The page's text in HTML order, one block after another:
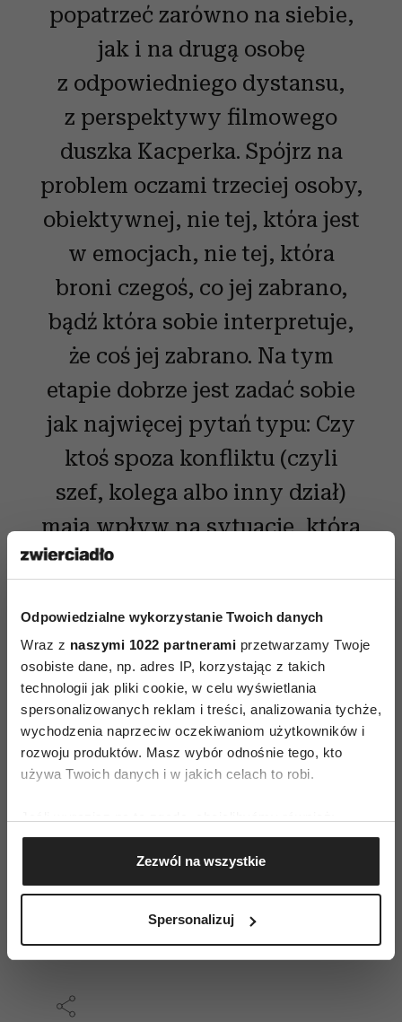
Odpowiedzialne wykorzystanie Twoich danych
Wraz z naszymi 1022 partnerami przetwarzamy Twoje
osobiste dane, np. adres IP, korzystając z takich
technologii jak pliki cookie, w celu wyświetlania
spersonalizowanych reklam i treści, analizowania tychże,
wychodzenia naprzeciw oczekiwaniom użytkowników i
rozwoju produktów. Masz wybór odnośnie tego, kto
używa Twoich danych i w jakich celach to robi.
Gromadzić dane dotyczące Twojej lokalizacji
geograficznej z dokładnością nawet do kilku metrów
Identyfikować Twoje urządzenie, aktywnie
(fingerprinting, czyli wirtualny odcisk palca)
sekcji szczegółów
zmienić lub wycofać swoją zgodę w dowolnej chwili.
Zezwól na wszystkie
Spersonalizuj
popatrzeć zarówno na siebie,
jak i na drugą osobę
z odpowiedniego dystansu,
z perspektywy filmowego
duszka Kacperka. Spójrz na
problem oczami trzeciej osoby,
obiektywnej, nie tej, która jest
w emocjach, nie tej, która
broni czegoś, co jej zabrano,
bądź która sobie interpretuje,
że coś jej zabrano. Na tym
etapie dobrze jest zadać sobie
jak najwięcej pytań typu: Czy
ktoś spoza konfliktu (czyli
szef, kolega albo inny dział)
mają wpływ na sytuację, która
miała miejsce? Czy ja mam
czynniki/bodźce uruchomiły
lawinę wydarzeń?
Iwona Firmanty:trenerka umiejętności
osobistych, coach kadry menedżerskiej,
wystąpień publicznych i budowania relacji.
Założycielka firmy szkoleniowej Human Skills oraz
twórczyni projektów Sensualna Kobieta Biznesu
i Kobieta Alfa, www.humanskills.pl